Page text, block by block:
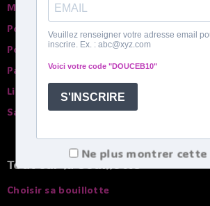
Mentions légales
Politique de confidentialité
Politique de Cookies
Paiement sécurisé
Livraison
Savoir ou se trouve mon colis
Tout sur la bouillotte
Choisir sa bouillotte
Ne plus montrer cette